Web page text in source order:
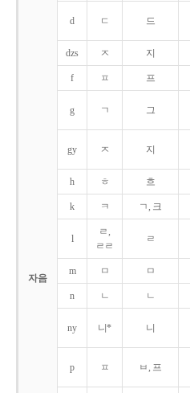
자음
d ㄷ 드
dzs ㅈ 지
f ㅍ 프
g ㄱ 그
gy ㅈ 지
h ㅎ 흐
k ㅋ ㄱ, 크
l
ㄹ,
ㄹㄹ
ㄹ
m ㅁ ㅁ
n ㄴ ㄴ
ny 니* 니
p ㅍ ㅂ, 프